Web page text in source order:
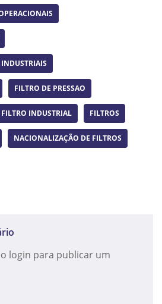
FILTRO DE PRESSAO
FILTRO INDUSTRIAL FILTROS
NACIONALIZAÇÃO DE FILTROS
login para publicar um